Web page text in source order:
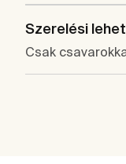
Szerelési
Csak